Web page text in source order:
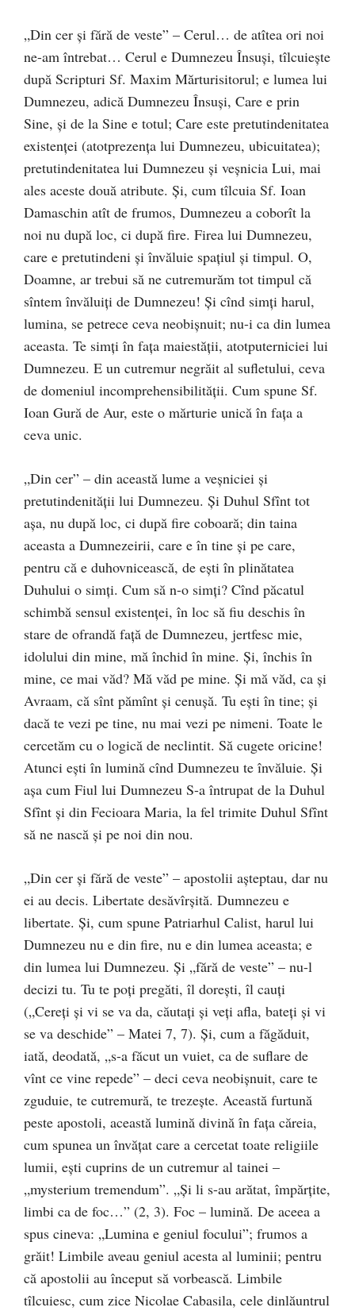
„Din cer şi fără de veste” – Cerul… de atîtea ori noi
ne-am întrebat… Cerul e Dumnezeu Însuşi, tîlcuieşte
după Scripturi Sf. Maxim Mărturisitorul; e lumea lui
Dumnezeu, adică Dumnezeu Însuşi, Care e prin
Sine, şi de la Sine e totul; Care este pretutindenitatea
existenţei (atotprezenţa lui Dumnezeu, ubicuitatea);
pretutindenitatea lui Dumnezeu şi veşnicia Lui, mai
ales aceste două atribute. Şi, cum tîlcuia Sf. Ioan
Damaschin atît de frumos, Dumnezeu a coborît la
noi nu după loc, ci după fire. Firea lui Dumnezeu,
care e pretutindeni şi învăluie spaţiul şi timpul. O,
Doamne, ar trebui să ne cutremurăm tot timpul că
sîntem învăluiţi de Dumnezeu! Şi cînd simţi harul,
lumina, se petrece ceva neobişnuit; nu-i ca din lumea
aceasta. Te simţi în faţa maiestăţii, atotputerniciei lui
Dumnezeu. E un cutremur negrăit al sufletului, ceva
de domeniul incomprehensibilităţii. Cum spune Sf.
Ioan Gură de Aur, este o mărturie unică în faţa a
ceva unic.
„Din cer” – din această lume a veşniciei şi
pretutindenităţii lui Dumnezeu. Şi Duhul Sfînt tot
aşa, nu după loc, ci după fire coboară; din taina
aceasta a Dumnezeirii, care e în tine şi pe care,
pentru că e duhovnicească, de eşti în plinătatea
Duhului o simţi. Cum să n-o simţi? Cînd păcatul
schimbă sensul existenţei, în loc să fiu deschis în
stare de ofrandă faţă de Dumnezeu, jertfesc mie,
idolului din mine, mă închid în mine. Şi, închis în
mine, ce mai văd? Mă văd pe mine. Şi mă văd, ca şi
Avraam, că sînt pămînt şi cenuşă. Tu eşti în tine; şi
dacă te vezi pe tine, nu mai vezi pe nimeni. Toate le
cercetăm cu o logică de neclintit. Să cugete oricine!
Atunci eşti în lumină cînd Dumnezeu te învăluie. Şi
aşa cum Fiul lui Dumnezeu S-a întrupat de la Duhul
Sfînt şi din Fecioara Maria, la fel trimite Duhul Sfînt
să ne nască şi pe noi din nou.
„Din cer şi fără de veste” – apostolii aşteptau, dar nu
ei au decis. Libertate desăvîrşită. Dumnezeu e
libertate. Şi, cum spune Patriarhul Calist, harul lui
Dumnezeu nu e din fire, nu e din lumea aceasta; e
din lumea lui Dumnezeu. Şi „fără de veste” – nu-l
decizi tu. Tu te poţi pregăti, îl doreşti, îl cauţi
(„Cereţi şi vi se va da, căutaţi şi veţi afla, bateţi şi vi
se va deschide” – Matei 7, 7). Şi, cum a făgăduit,
iată, deodată, „s-a făcut un vuiet, ca de suflare de
vînt ce vine repede” – deci ceva neobişnuit, care te
zguduie, te cutremură, te trezeşte. Această furtună
peste apostoli, această lumină divină în faţa căreia,
cum spunea un învăţat care a cercetat toate religiile
lumii, eşti cuprins de un cutremur al tainei –
„mysterium tremendum”. „Şi li s-au arătat, împărţite,
limbi ca de foc…” (2, 3). Foc – lumină. De aceea a
spus cineva: „Lumina e geniul focului”; frumos a
grăit! Limbile aveau geniul acesta al luminii; pentru
că apostolii au început să vorbească. Limbile
tîlcuiesc, cum zice Nicolae Cabasila, cele dinlăuntrul